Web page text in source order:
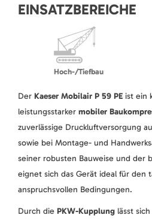
EINSATZBEREICHE
Hoch-/Tiefbau
Der Kaeser Mobilair P 59 PE ist ein
leistungsstarker mobiler
zuverlässige Druckluftversorgung
sowie bei Montage- und
seiner robusten Bauweise und der
eignet sich das Gerät ideal für den
anspruchsvollen Bedingungen.
Durch die PKW-Kupplung lässt